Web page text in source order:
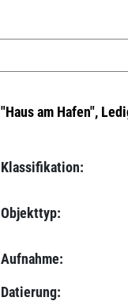
"Haus am Hafen",
Klassifikation:
Objekttyp:
Aufnahme:
Datierung: